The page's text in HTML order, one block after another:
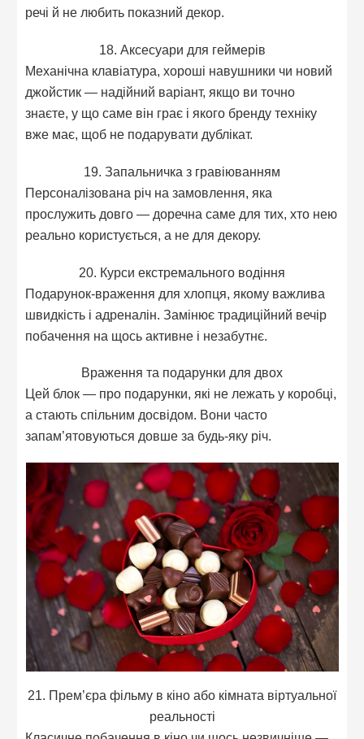
речі й не любить показний декор.
18. Аксесуари для геймерів
Механічна клавіатура, хороші навушники чи новий
джойстик — надійний варіант, якщо ви точно
знаєте, у що саме він грає і якого бренду техніку
вже має, щоб не подарувати дублікат.
19. Запальничка з гравіюванням
Персоналізована річ на замовлення, яка
прослужить довго — доречна саме для тих, хто нею
реально користується, а не для декору.
20. Курси екстремального водіння
Подарунок-враження для хлопця, якому важлива
швидкість і адреналін. Замінює традиційний вечір
побачення на щось активне і незабутнє.
Враження та подарунки для двох
Цей блок — про подарунки, які не лежать у коробці,
а стають спільним досвідом. Вони часто
запам’ятовуються довше за будь-яку річ.
21. Прем’єра фільму в кіно або кімната віртуальної
реальності